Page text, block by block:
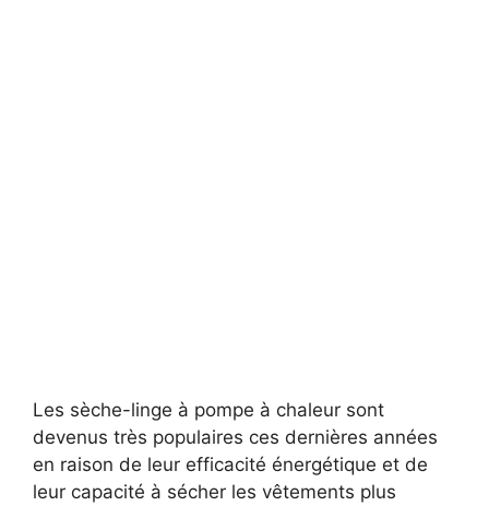
Les sèche-linge à pompe à chaleur sont
devenus très populaires ces dernières années
en raison de leur efficacité énergétique et de
leur capacité à sécher les vêtements plus